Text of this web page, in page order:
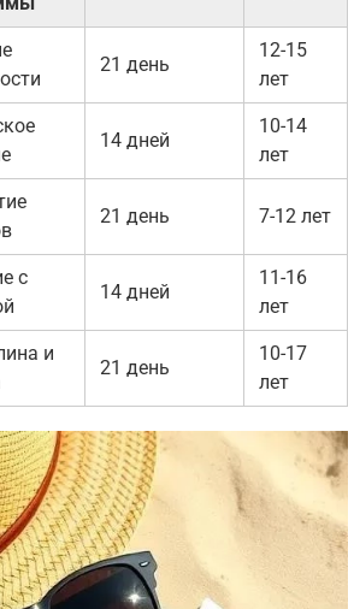
21 день
12-15
лет
14 дней
10-14
лет
21 день 7-12 лет
с
14 дней
11-16
лет
и
21 день
10-17
лет